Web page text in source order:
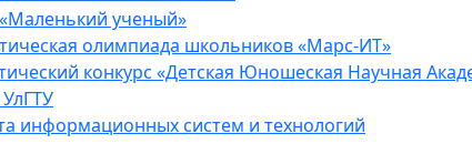
ученый»
олимпиада школьников «Марс-ИТ»
конкурс «Детская Юношеская Научная
информационных систем и технологий